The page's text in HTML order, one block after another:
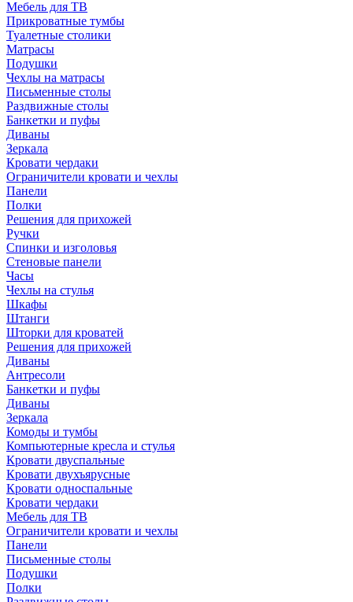
Мебель для ТВ
Прикроватные тумбы
Туалетные столики
Матрасы
Подушки
Чехлы на матрасы
Письменные столы
Раздвижные столы
Банкетки и пуфы
Диваны
Зеркала
Кровати чердаки
Ограничители кровати и чехлы
Панели
Полки
Решения для прихожей
Ручки
Спинки и изголовья
Стеновые панели
Часы
Чехлы на стулья
Шкафы
Штанги
Шторки для кроватей
Решения для прихожей
Диваны
Антресоли
Банкетки и пуфы
Диваны
Зеркала
Комоды и тумбы
Компьютерные кресла и стулья
Кровати двуспальные
Кровати двухъярусные
Кровати односпальные
Кровати чердаки
Мебель для ТВ
Ограничители кровати и чехлы
Панели
Письменные столы
Подушки
Полки